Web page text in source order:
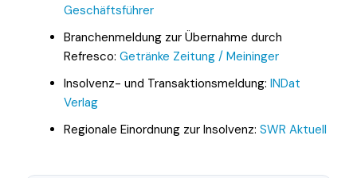
Geschäftsführer
Branchenmeldung zur Übernahme durch
Refresco: Getränke Zeitung / Meininger
Insolvenz- und Transaktionsmeldung: INDat
Verlag
Regionale Einordnung zur Insolvenz: SWR Aktuell